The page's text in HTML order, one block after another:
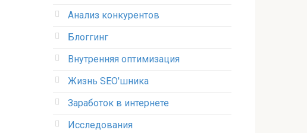
Анализ конкурентов
Блоггинг
Внутренняя оптимизация
Жизнь SEO'шника
Заработок в интернете
Исследования